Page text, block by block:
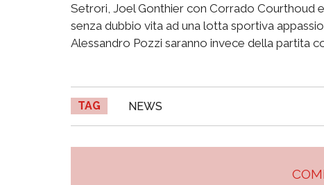
Setrori, Joel Gonthier con Corrado Courthoud
senza dubbio vita ad una lotta sportiva
Alessandro Pozzi saranno invece della partita
TAG NEWS